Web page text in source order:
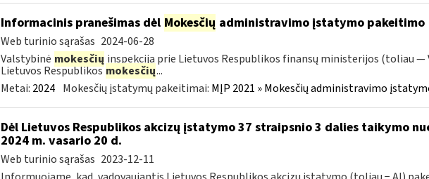
Informacinis pranešimas dėl Mokesčių administravimo įstatymo pakeitimo
Web turinio sąrašas 2024-06-28
Valstybinė mokesčių inspekcija prie Lietuvos Respublikos finansų ministerijos (toliau —
Lietuvos Respublikosmokesčių...
Metai: 2024 Mokesčių įstatymų pakeitimai: MĮP 2021 » Mokesčių administravimo
Dėl Lietuvos Respublikos akcizų įstatymo 37 straipsnio 3 dalies taikymo
2024 m. vasario 20 d.
Web turinio sąrašas 2023-12-11